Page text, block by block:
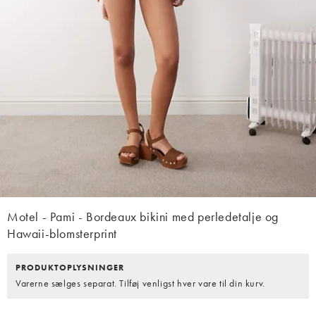
Motel - Pami - Bordeaux bikini med perledetalje og
Hawaii-blomsterprint
PRODUKTOPLYSNINGER
Varerne sælges separat. Tilføj venligst hver vare til din kurv.